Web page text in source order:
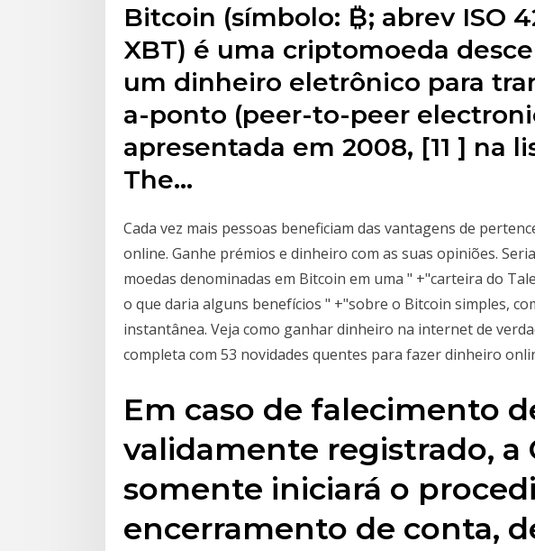
Bitcoin (símbolo: ₿; abrev ISO
XBT) é uma criptomoeda
um dinheiro eletrônico para
a-ponto (peer-to-peer
apresentada em 2008, [11 ] na
The…
Cada vez mais pessoas beneficiam das vantagens de
online. Ganhe prémios e dinheiro com as suas opiniões.
moedas denominadas em Bitcoin em uma " +"carteira do
o que daria alguns benefícios " +"sobre o Bitcoin simples,
instantânea. Veja como ganhar dinheiro na internet de
completa com 53 novidades quentes para fazer dinheiro
Em caso de falecimento
validamente registrado, a
somente iniciará o
encerramento de conta,